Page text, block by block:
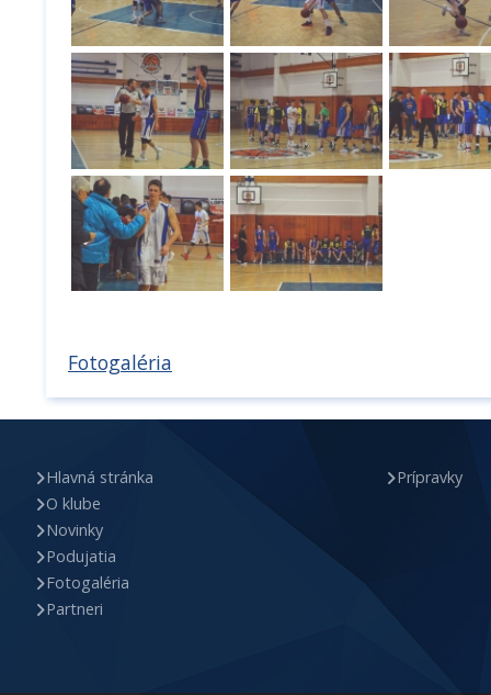
Fotogaléria
Hlavná stránka
O klube
Novinky
Podujatia
Fotogaléria
Partneri
Prípravky